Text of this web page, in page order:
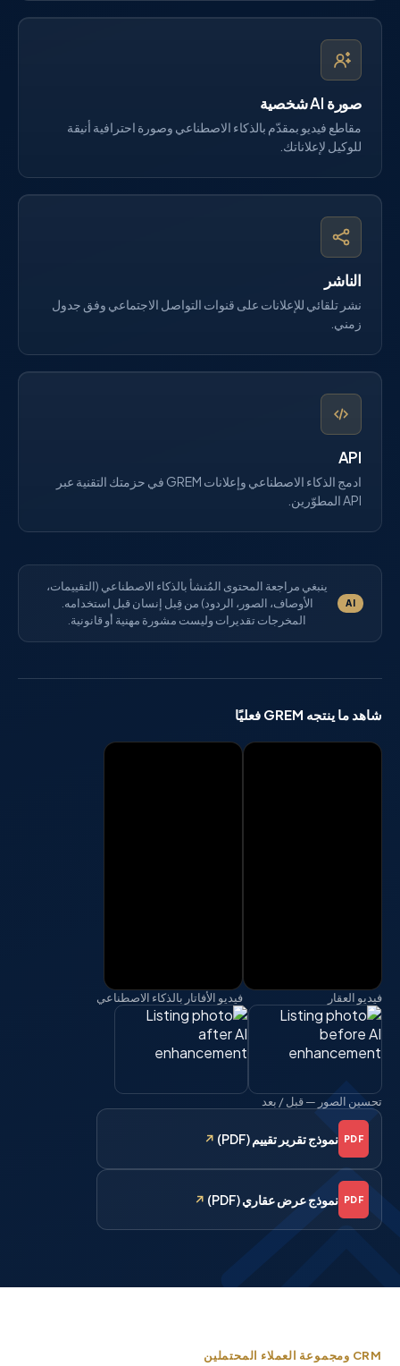
صورة AI شخصية
مقاطع فيديو بمقدّم بالذكاء الاصطناعي وصورة احترافية أنيقة
للوكيل لإعلاناتك.
الناشر
نشر تلقائي للإعلانات على قنوات التواصل الاجتماعي وفق جدول
زمني.
API
ادمج الذكاء الاصطناعي وإعلانات GREM في حزمتك التقنية عبر
API المطوّرين.
AI
ينبغي مراجعة المحتوى المُنشأ بالذكاء الاصطناعي (التقييمات،
الأوصاف، الصور، الردود) من قِبل إنسان قبل استخدامه.
المخرجات تقديرات وليست مشورة مهنية أو قانونية.
شاهد ما ينتجه GREM فعليًا
فيديو العقار فيديو الأفاتار بالذكاء الاصطناعي
تحسين الصور — قبل / بعد
PDF نموذج تقرير تقييم (PDF) ↗
PDF نموذج عرض عقاري (PDF) ↗
CRM ومجموعة العملاء المحتملين